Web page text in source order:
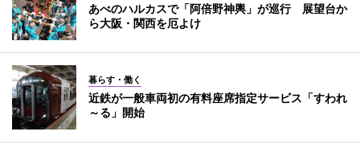
あべのハルカスで「阿倍野神輿」が巡行 展望台か
ら大阪・関西を厄よけ
暮らす・働く
近鉄が一般車両初の有料座席指定サービス「すわれ
～る」開始